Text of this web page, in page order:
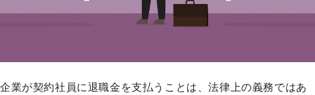
企業が契約社員に退職金を支払うことは、法律上の義務ではあ